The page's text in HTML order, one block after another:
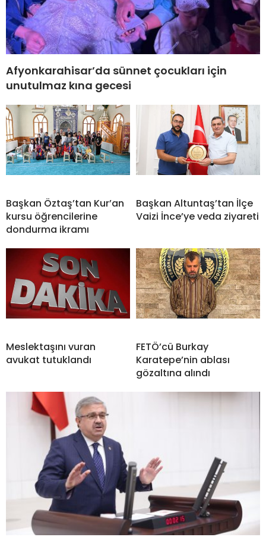
Afyonkarahisar’da sünnet çocukları için
unutulmaz kına gecesi
Başkan Öztaş’tan Kur’an
kursu öğrencilerine
dondurma ikramı
Başkan Altuntaş’tan İlçe
Vaizi İnce’ye veda ziyareti
Meslektaşını vuran
avukat tutuklandı
FETÖ’cü Burkay
Karatepe’nin ablası
gözaltına alındı